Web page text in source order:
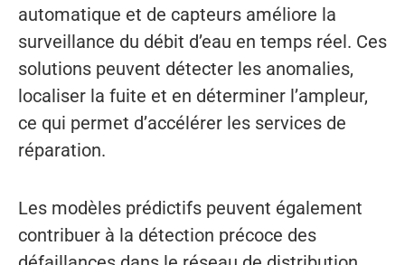
automatique et de capteurs améliore la
surveillance du débit d’eau en temps réel. Ces
solutions peuvent détecter les anomalies,
localiser la fuite et en déterminer l’ampleur,
ce qui permet d’accélérer les services de
réparation.
Les modèles prédictifs peuvent également
contribuer à la détection précoce des